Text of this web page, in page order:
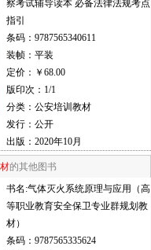
察考试辅导读本 必备法律法规考点
指引
条码：9787565340611
装帧：平装
定价：￥68.00
版印次：1/1
分类：公安培训教材
发行：公开
出版：2020年10月
的其他图书
书名:气体灭火系统原理与应用（高
等职业教育安全保卫专业群规划教
材）
条码：9787565335624